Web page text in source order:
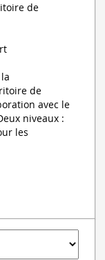
de
de
avec le
niveaux :
les